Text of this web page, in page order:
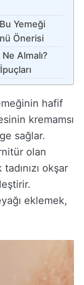
Yemeği
Önerisi
Almalı?
hafif
kremamsı
sağlar.
olan
okşar
eklemek,